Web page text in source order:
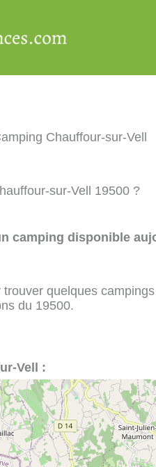
Chauffour-sur-Vell
sur-Vell 19500 ?
camping disponible
quelques
du 19500.
Vell :